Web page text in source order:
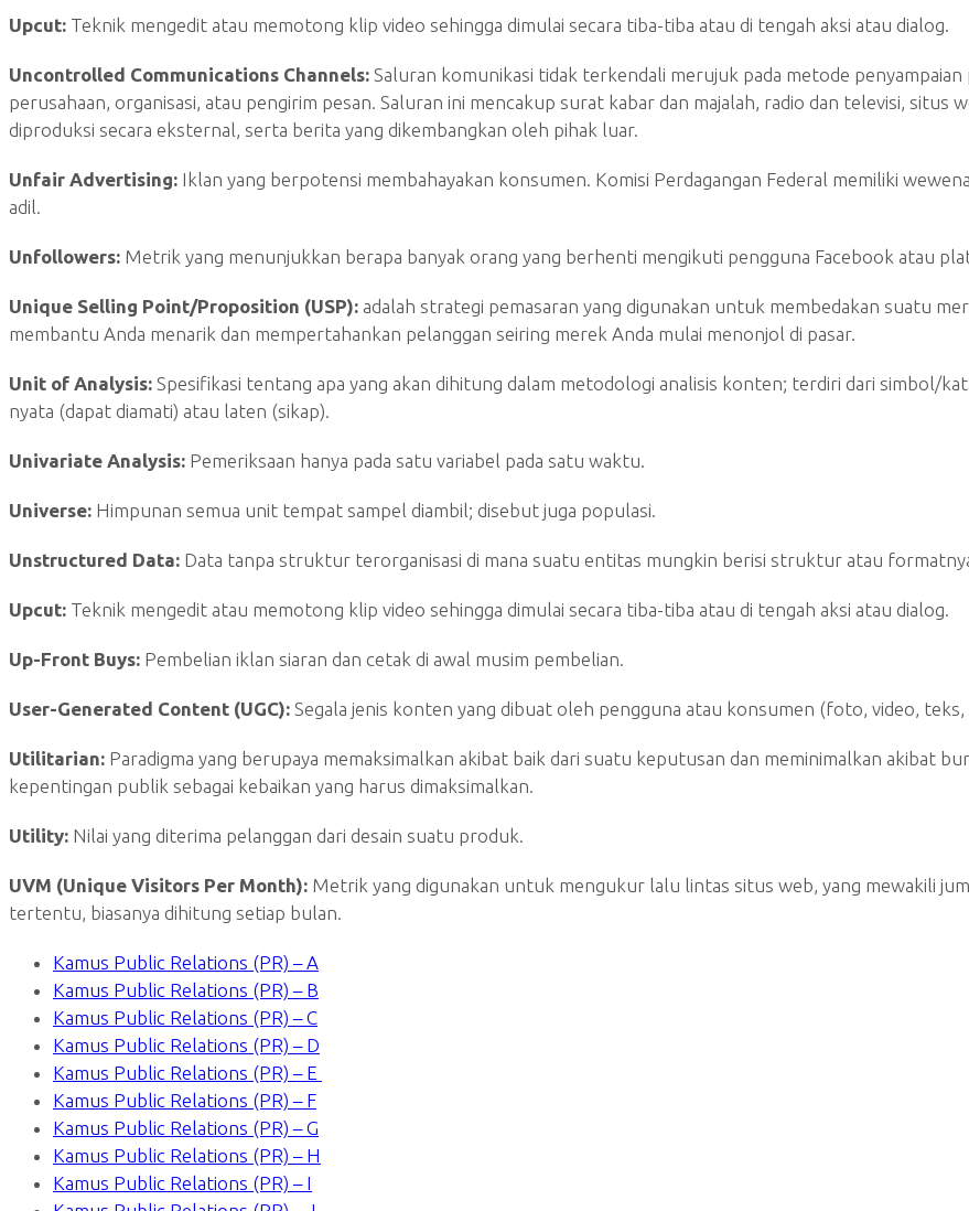
Upcut: Teknik mengedit atau memotong klip video sehingga dimulai secara tiba-tiba atau di tengah aksi atau dialog.
Uncontrolled Communications Channels: Saluran komunikasi tidak terkendali merujuk pada metode
perusahaan, organisasi, atau pengirim pesan. Saluran ini mencakup surat kabar dan majalah, radio dan televisi, situs
diproduksi secara eksternal, serta berita yang dikembangkan oleh pihak luar.
Unfair Advertising: Iklan yang berpotensi membahayakan konsumen. Komisi Perdagangan Federal memiliki
adil.
Unfollowers: Metrik yang menunjukkan berapa banyak orang yang berhenti mengikuti pengguna Facebook atau
Unique Selling Point/Proposition (USP): adalah strategi pemasaran yang digunakan untuk membedakan suatu
membantu Anda menarik dan mempertahankan pelanggan seiring merek Anda mulai menonjol di pasar.
Unit of Analysis: Spesifikasi tentang apa yang akan dihitung dalam metodologi analisis konten; terdiri dari simbol/
nyata (dapat diamati) atau laten (sikap).
Univariate Analysis: Pemeriksaan hanya pada satu variabel pada satu waktu.
Universe: Himpunan semua unit tempat sampel diambil; disebut juga populasi.
Unstructured Data: Data tanpa struktur terorganisasi di mana suatu entitas mungkin berisi struktur atau
Upcut: Teknik mengedit atau memotong klip video sehingga dimulai secara tiba-tiba atau di tengah aksi atau dialog.
Up-Front Buys: Pembelian iklan siaran dan cetak di awal musim pembelian.
User-Generated Content (UGC): Segala jenis konten yang dibuat oleh pengguna atau konsumen (foto, video, teks,
Utilitarian: Paradigma yang berupaya memaksimalkan akibat baik dari suatu keputusan dan meminimalkan akibat
kepentingan publik sebagai kebaikan yang harus dimaksimalkan.
Utility: Nilai yang diterima pelanggan dari desain suatu produk.
UVM (Unique Visitors Per Month): Metrik yang digunakan untuk mengukur lalu lintas situs web, yang mewakili
tertentu, biasanya dihitung setiap bulan.
Kamus Public Relations (PR) – A
Kamus Public Relations (PR) – B
Kamus Public Relations (PR) – C
Kamus Public Relations (PR) – D
Kamus Public Relations (PR) – E
Kamus Public Relations (PR) – F
Kamus Public Relations (PR) – G
Kamus Public Relations (PR) – H
Kamus Public Relations (PR) – I